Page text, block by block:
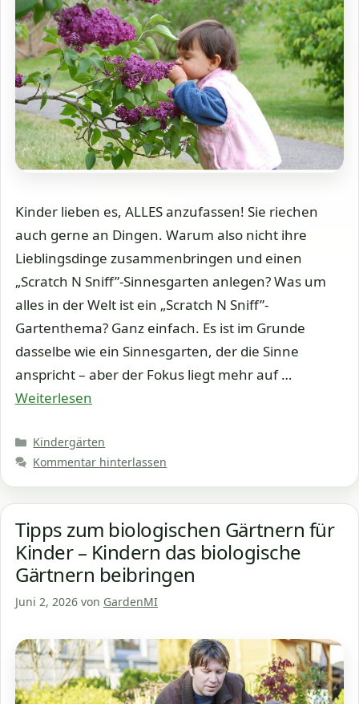
Kinder lieben es, ALLES anzufassen! Sie riechen
auch gerne an Dingen. Warum also nicht ihre
Lieblingsdinge zusammenbringen und einen
„Scratch N Sniff”-Sinnesgarten anlegen? Was um
alles in der Welt ist ein „Scratch N Sniff”-
Gartenthema? Ganz einfach. Es ist im Grunde
dasselbe wie ein Sinnesgarten, der die Sinne
anspricht – aber der Fokus liegt mehr auf …
Weiterlesen
Kategorien
Kindergärten
Kommentar hinterlassen
Tipps zum biologischen Gärtnern für
Kinder – Kindern das biologische
Gärtnern beibringen
Juni 2, 2026 von GardenMI